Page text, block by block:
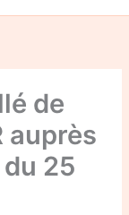
de
auprès
25